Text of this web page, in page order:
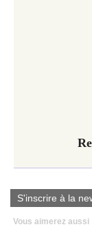
S'inscrire à la
Vous aimerez aussi